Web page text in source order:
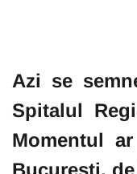
Azi se
Spitalul
Momentul
București,